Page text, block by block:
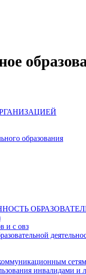
образования
и с овз
инвалидами и